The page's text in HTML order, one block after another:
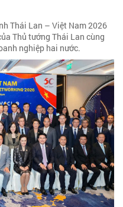
Thái Lan – Việt Nam 2026
Thủ tướng Thái Lan cùng
nghiệp hai nước.